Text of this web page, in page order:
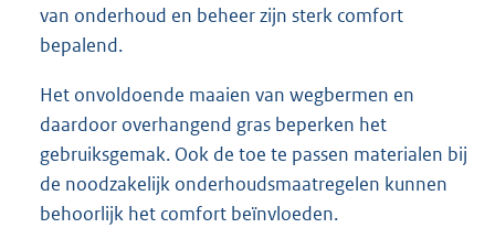
van onderhoud en beheer zijn sterk comfort
bepalend.
Het onvoldoende maaien van wegbermen en
daardoor overhangend gras beperken het
gebruiksgemak. Ook de toe te passen materialen bij
de noodzakelijk onderhoudsmaatregelen kunnen
behoorlijk het comfort beïnvloeden.